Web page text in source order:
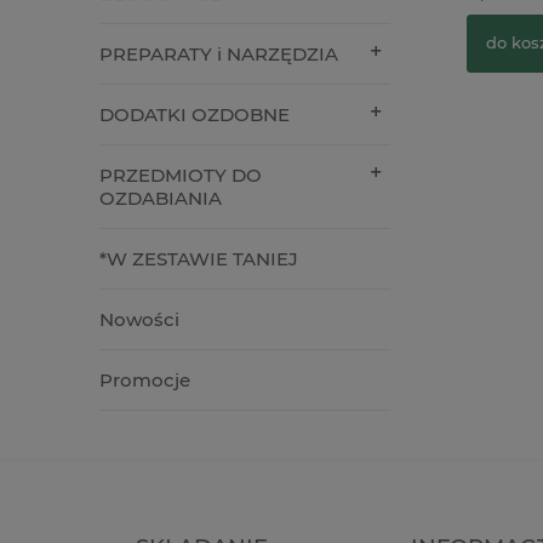
PREPARATY i NARZĘDZIA
DODATKI OZDOBNE
PRZEDMIOTY DO
OZDABIANIA
*W ZESTAWIE TANIEJ
Nowości
Promocje
Cena regularna:
do koszyka
do